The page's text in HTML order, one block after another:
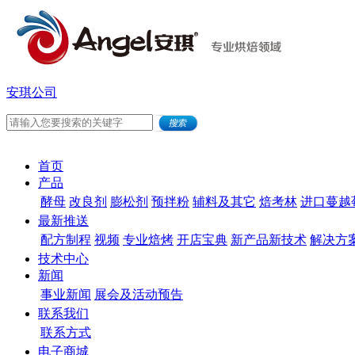
安琪公司
首页
产品
酵母 改良剂 膨松剂 预拌粉 辅料及其它 焙考林 进口蔓越
最新推送
配方制程 视频 专业焙烤 开店宝典 新产品新技术 解决方
技术中心
新闻
事业新闻 展会及活动预告
联系我们
联系方式
电子商城